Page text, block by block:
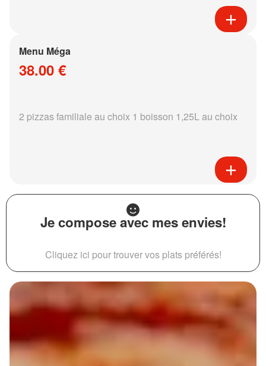
Menu Méga
38.00 €
2 pizzas familiale au choix 1 boisson 1,25L au choix
Je compose avec mes envies!
Cliquez ici pour trouver vos plats préférés!